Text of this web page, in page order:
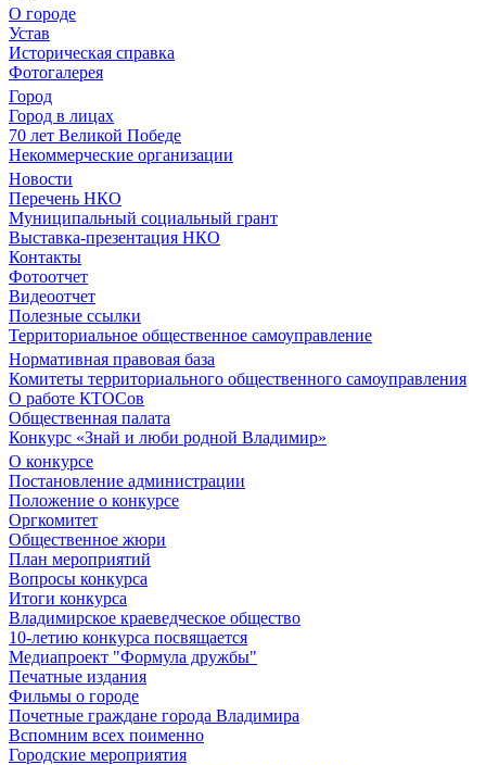
О городе
Устав
Историческая справка
Фотогалерея
Город
Город в лицах
70 лет Великой Победе
Некоммерческие организации
Новости
Перечень НКО
Муниципальный социальный грант
Выставка-презентация НКО
Контакты
Фотоотчет
Видеоотчет
Полезные ссылки
Территориальное общественное самоуправление
Нормативная правовая база
Комитеты территориального общественного самоуправления
О работе КТОСов
Общественная палата
Конкурс «Знай и люби родной Владимир»
О конкурсе
Постановление администрации
Положение о конкурсе
Оргкомитет
Общественное жюри
План мероприятий
Вопросы конкурса
Итоги конкурса
Владимирское краеведческое общество
10-летию конкурса посвящается
Медиапроект "Формула дружбы"
Печатные издания
Фильмы о городе
Почетные граждане города Владимира
Вспомним всех поименно
Городские мероприятия